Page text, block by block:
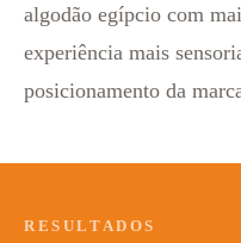
algodão egípcio com
experiência mais
posicionamento da
RESULTADOS